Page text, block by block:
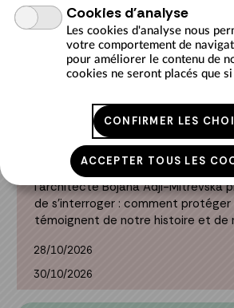
nourrir leur réflexion sur leur future
21/10/2026
22/10/2026
Architecture à
Stage ados 11-14 ans
En écho à l’exposition « Patrimoines
l’architecte Bojana Adji-Mitrevska
de s’interroger : comment protéger
témoignent de notre histoire et de
28/10/2026
30/10/2026
Cookies d'analyse
Les cookies d'analyse nous
votre comportement de
pour améliorer le contenu de
cookies ne seront placés que